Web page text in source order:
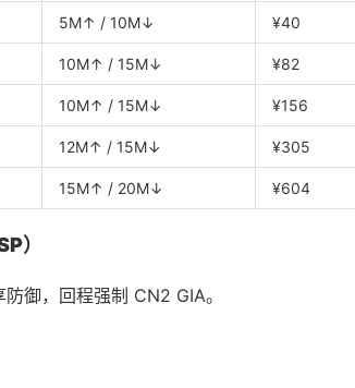
5M↑ / 10M↓ ¥40
10M↑ / 15M↓ ¥82
10M↑ / 15M↓ ¥156
12M↑ / 15M↓ ¥305
15M↑ / 20M↓ ¥604
）
御，回程强制 CN2 GIA。